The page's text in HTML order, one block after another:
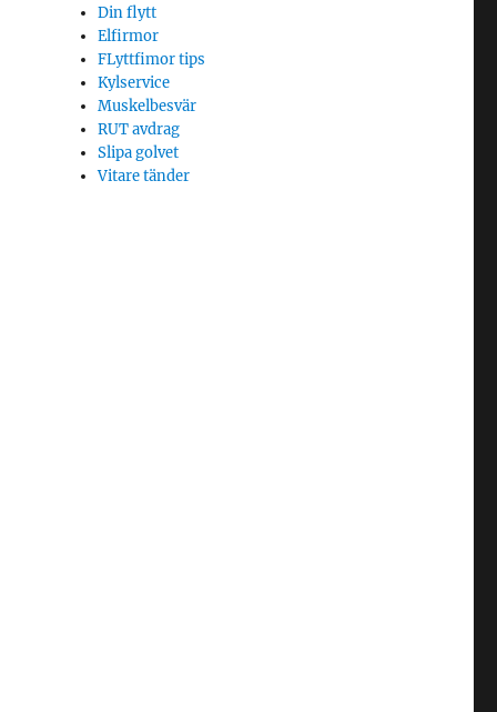
Din flytt
Elfirmor
FLyttfimor tips
Kylservice
Muskelbesvär
RUT avdrag
Slipa golvet
Vitare tänder